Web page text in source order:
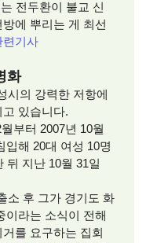
전두환이 불교 신
에 뿌리는 게 최선
련기사
화
시의 강력한 저항에
있습니다.
부터 2007년 10월
입해 20대 여성 10명
뒤 지난 10월 31일
소 후 그가 경기도 화
이라는 소식이 전해
를 요구하는 집회